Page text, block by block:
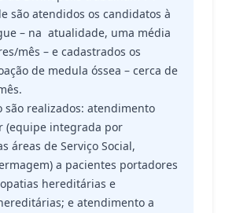
são atendidos os candidatos à
– na atualidade, uma média
mês – e cadastrados os
de medula óssea – cerca de
são realizados: atendimento
(equipe integrada por
áreas de Serviço Social,
a pacientes portadores
hereditárias e
e atendimento a